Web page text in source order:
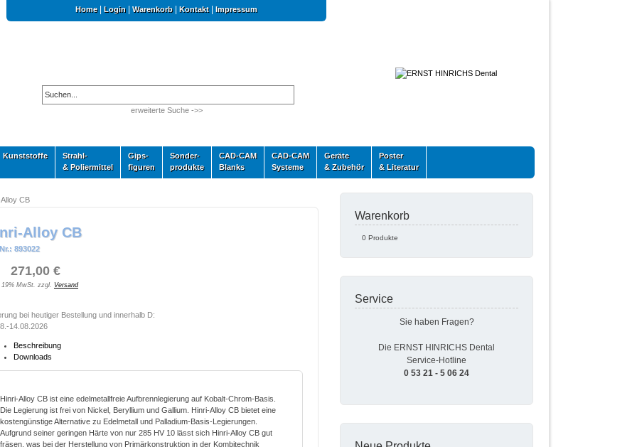
Home| Login Warenkorb| Kontakt| Impressum
erweiterte Suche ->>
Kunststoffe
Strahl-
& Poliermittel
Gips-
figuren
Sonder-
produkte
CAD-CAM
Blanks
CAD-CAM
Systeme
Geräte
& Zubehör
Poster
& Literatur
CB
Alloy CB
893022
271,00 €
MwSt. zzgl. Versand
bei heutiger Bestellung und innerhalb D:
14.08.2026
Beschreibung
Downloads
Hinri-Alloy CB ist eine edelmetallfreie Aufbrennlegierung auf Kobalt-Chrom-Basis.
Die Legierung ist frei von Nickel, Beryllium und Gallium. Hinri-Alloy CB bietet eine
kostengünstige Alternative zu Edelmetall und Palladium-Basis-Legierungen.
Aufgrund seiner geringen Härte von nur 285 HV 10 lässt sich Hinri-Alloy CB gut
fräsen, was bei der Herstellung von Primärkonstruktion in der Kombitechnik
Warenkorb
0 Produkte
Service
Sie haben Fragen?
Die ERNST HINRICHS Dental
Service-Hotline
0 53 21 - 5 06 24